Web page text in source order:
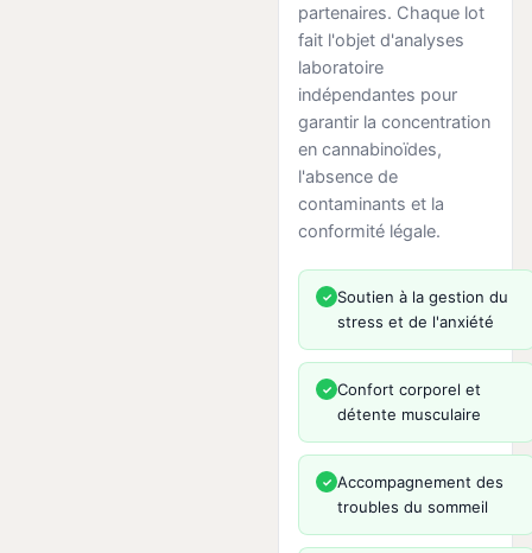
partenaires. Chaque lot
fait l'objet d'analyses
laboratoire
indépendantes pour
garantir la concentration
en cannabinoïdes,
l'absence de
contaminants et la
conformité légale.
✓ Soutien à la gestion du
stress et de l'anxiété
✓ Confort corporel et
détente musculaire
✓ Accompagnement des
troubles du sommeil